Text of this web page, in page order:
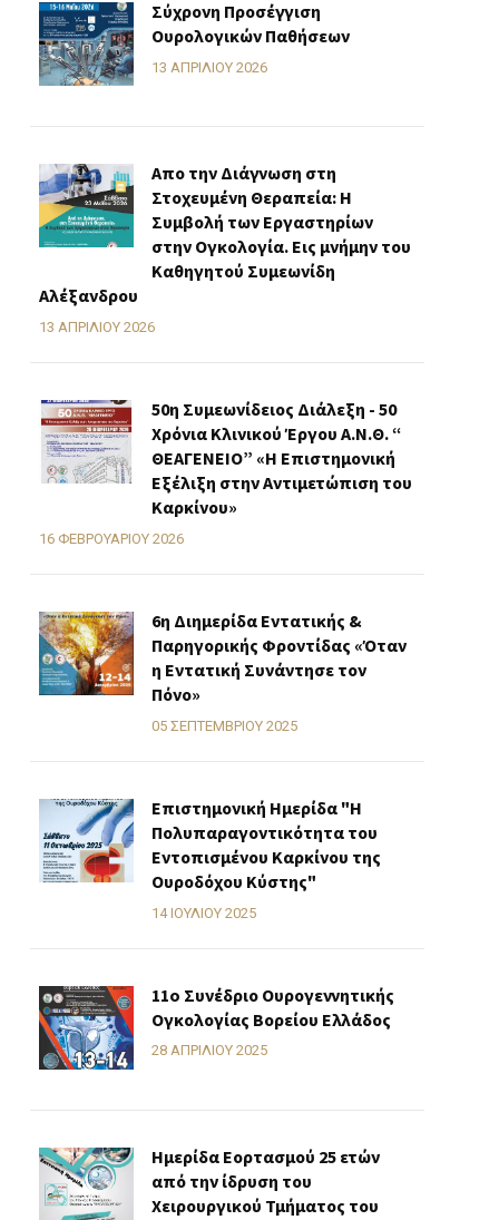
Σύχρονη Προσέγγιση
Ουρολογικών Παθήσεων
13 ΑΠΡΙΛΊΟΥ 2026
Απο την Διάγνωση στη
Στοχευμένη Θεραπεία: Η
Συμβολή των Εργαστηρίων
στην Ογκολογία. Εις μνήμην του
Καθηγητού Συμεωνίδη
Αλέξανδρου
13 ΑΠΡΙΛΊΟΥ 2026
50η Συμεωνίδειος Διάλεξη - 50
Χρόνια Κλινικού Έργου Α.Ν.Θ. “
ΘΕΑΓΕΝΕΙΟ” «H Επιστημονική
Εξέλιξη στην Αντιμετώπιση του
Καρκίνου»
16 ΦΕΒΡΟΥΑΡΊΟΥ 2026
6η Διημερίδα Εντατικής &
Παρηγορικής Φροντίδας «Όταν
η Εντατική Συνάντησε τον
Πόνο»
05 ΣΕΠΤΕΜΒΡΊΟΥ 2025
Επιστημονική Ημερίδα "Η
Πολυπαραγοντικότητα του
Εντοπισμένου Καρκίνου της
Ουροδόχου Κύστης"
14 ΙΟΥΛΊΟΥ 2025
11o Συνέδριο Ουρογεννητικής
Ογκολογίας Βορείου Ελλάδος
28 ΑΠΡΙΛΊΟΥ 2025
Ημερίδα Εορτασμού 25 ετών
από την ίδρυση του
Χειρουργικού Τμήματος του